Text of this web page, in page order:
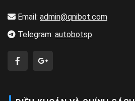
Email: admin@qnibot.com
Telegram: autobotsp